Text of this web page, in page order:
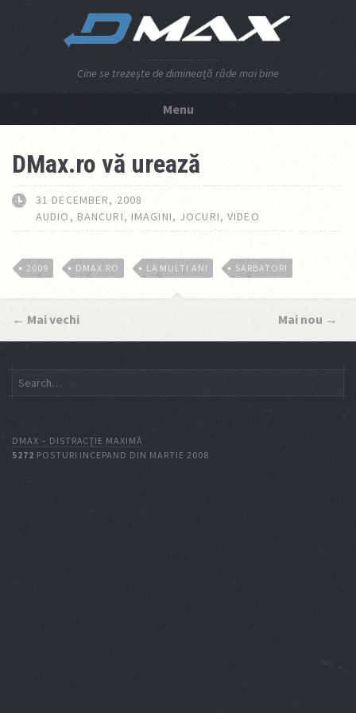
Cine se trezeşte de dimineaţă râde mai bine
Menu
DMax.ro vă urează
31 DECEMBER, 2008
AUDIO , BANCURI, IMAGINI, JOCURI,VIDEO
2009 DMAX.RO LA MULTI ANI SARBATORI
← Mai vechi Mai nou →
DMAX – DISTRACŢIE MAXIMĂ
5272 POSTURI INCEPAND DIN MARTIE 2008